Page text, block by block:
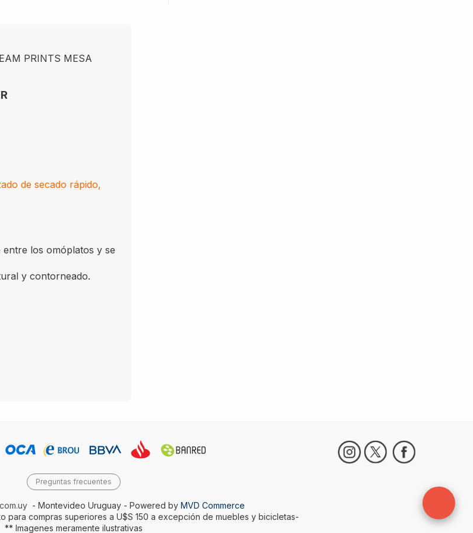
PRINTS MESA
de secado rápido,
entre los omóplatos y se
y contorneado.
Preguntas frecuentes
- Montevideo Uruguay - Powered by MVD Commerce
para compras superiores a U$S 150 a excepción de muebles y bicicletas-
** Imagenes meramente ilustrativas